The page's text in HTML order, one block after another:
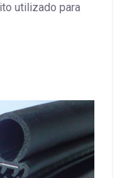
utilizado para